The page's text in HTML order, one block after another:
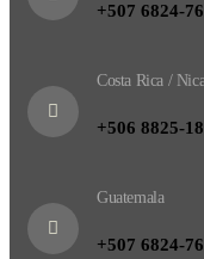
+507 6824-
Costa Rica /
+506 8825-
Guatemala
+507 6824-